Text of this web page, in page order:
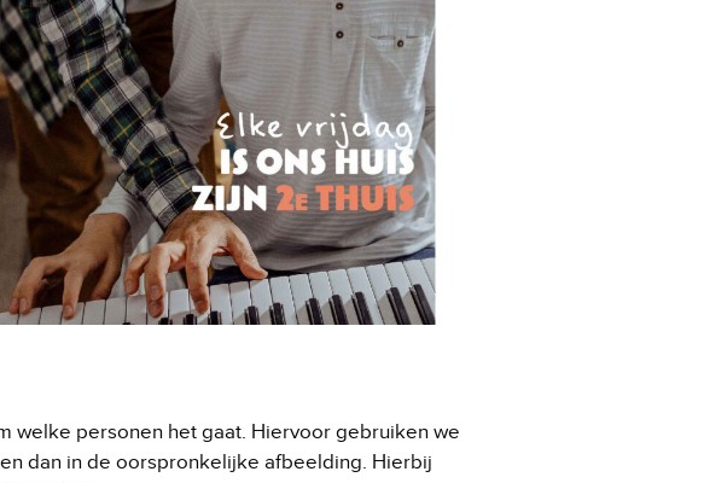
welke personen het gaat. Hiervoor gebruiken we
dan in de oorspronkelijke afbeelding. Hierbij